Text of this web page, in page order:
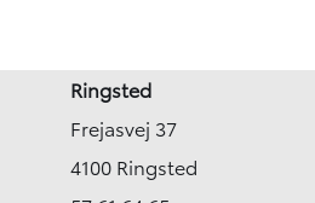
Ringsted
Frejasvej 37
4100 Ringsted